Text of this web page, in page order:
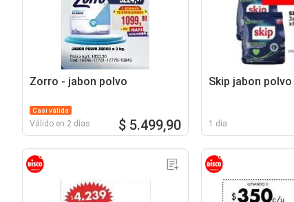
Zorro - jabon polvo
Casi válida
Válido en 2 días $ 5.499,90
Skip jabon polvo
1 día